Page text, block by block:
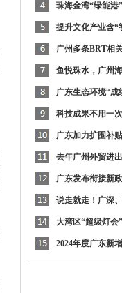
新人桃花树下共
珠海金湾“绿能港
提升文化产业含“
广州多条BRT相
开征求意见
鱼悦珠水，广州
广东生态环境“成
科技成果不用一
企业更安心广东加力扩围补
加13类家电去年广州外贸进
广东发布衔接新
动车以旧换新
说走就走！广深
一次有效”大湾区“超级灯会
动精彩纷呈2024年度广东新
树林为主要